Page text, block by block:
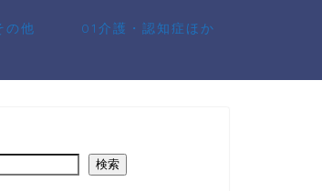
の他 01介護・認知症ほか
検索